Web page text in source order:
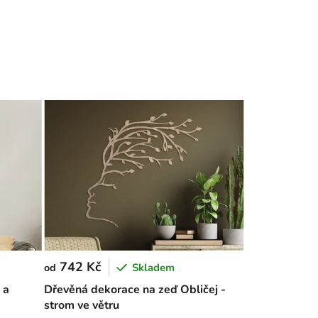
Dřevěná dekorace na zeď Obličej -
strom ve větru
od 742 Kč Skladem